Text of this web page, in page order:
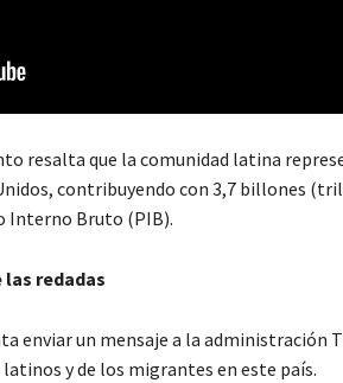
resalta que la comunidad latina
contribuyendo con 3,7 billones
Interno Bruto (PIB).
redadas
enviar un mensaje a la administración
y de los migrantes en este país.